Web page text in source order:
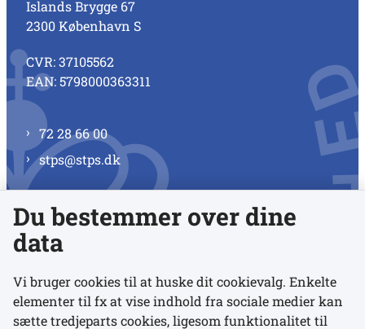
Islands Brygge 67
2300 København S
CVR: 37105562
EAN: 5798000363311
72 28 66 00
stps@stps.dk
Se alle kontaktnumre
Links
Du bestemmer over dine
data
Vi bruger cookies til at huske dit cookievalg. Enkelte
elementer til fx at vise indhold fra sociale medier kan
sætte tredjeparts cookies, ligesom funktionalitet til